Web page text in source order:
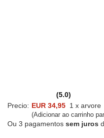
(5.0)
Precio: EUR 34,95 1 x arvore
(Adicionar ao carrinho
Ou 3 pagamentos sem juros